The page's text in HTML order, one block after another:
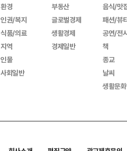
환경
인권/복지
식품/의료
지역
인물
사회일반
부동산
글로벌경제
생활경제
경제일반
음식/맛
패션/뷰
공연/전
책
종교
날씨
생활문